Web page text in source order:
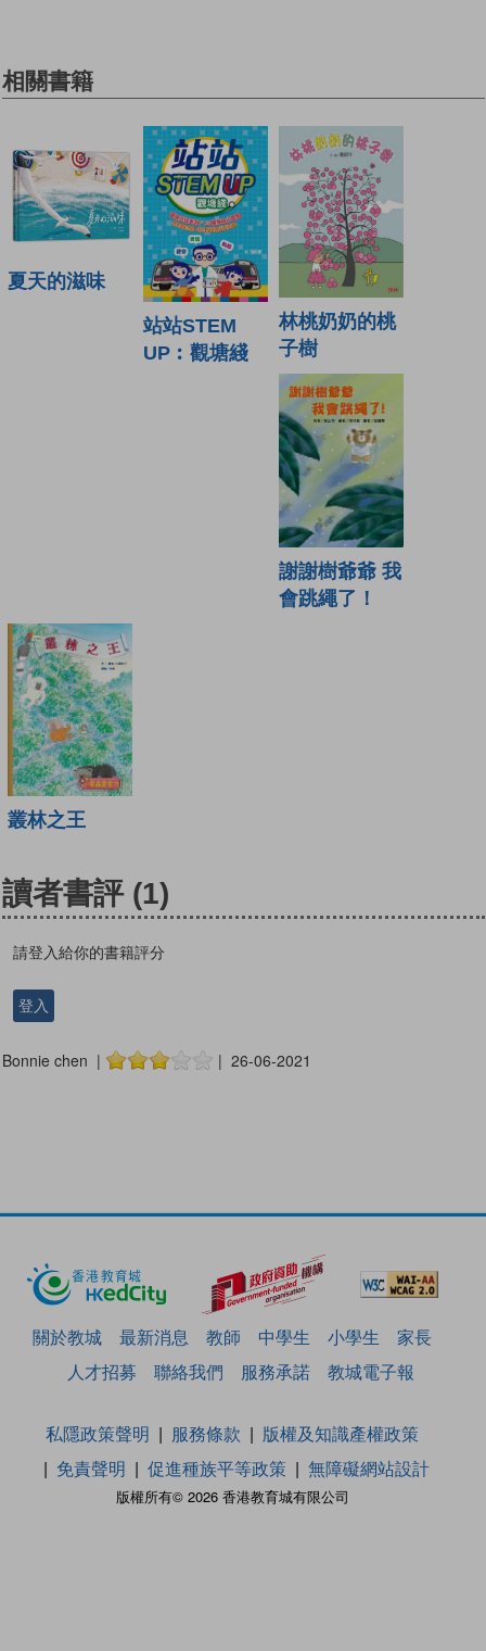
相關書籍
夏天的滋味
站站STEM
UP︰觀塘綫
林桃奶奶的桃
子樹
謝謝樹爺爺 我
會跳繩了！
叢林之王
讀者書評 (1)
請登入給你的書籍評分
登入
Bonnie chen | | 26-06-2021
關於教城 最新消息 教師 中學生 小學生
家長
人才招募
聯絡我們 服務承諾 教城電子報
版權所有© 2026 香港教育城有限公司
私隱政策聲明 服務條款
版權及知識產權政策
免責聲明
促進種族平等政策 無障礙網站設計